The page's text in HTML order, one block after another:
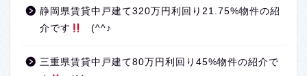
静岡県賃貸中戸建て320万円利回り21.75%物件の紹
介です
(^^♪
三重県賃貸中戸建て80万円利回り45%物件の紹介で